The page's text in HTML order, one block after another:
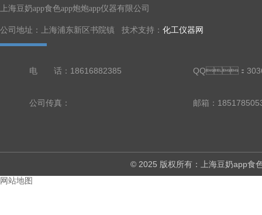
上海豆奶app食色app炮炮app仪器有限公司
公司地址：上海浦东新区书院镇 技术支持： 化工仪器网
电 话：18616882385 QQ：
公司传真： 邮箱：
© 2025 版权所有：上海豆奶
网站地图